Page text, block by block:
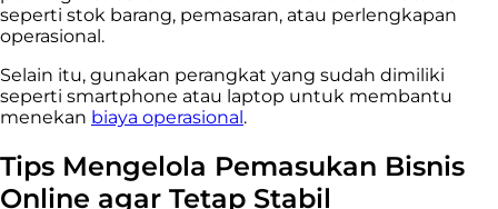
seperti stok barang, pemasaran, atau perlengkapan
operasional.
Selain itu, gunakan perangkat yang sudah dimiliki
seperti smartphone atau laptop untuk membantu
menekan biaya operasional.
Tips Mengelola Pemasukan Bisnis
Online agar Tetap Stabil